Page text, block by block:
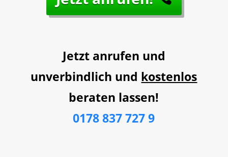
Jetzt anrufen und
unverbindlich und kostenlos
beraten lassen!
0178 837 727 9